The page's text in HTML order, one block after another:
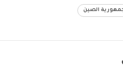
الصين